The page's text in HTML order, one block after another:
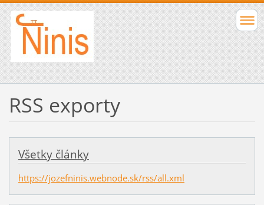
RSS exporty
Všetky články
https://jozefninis.webnode.sk/rss/all.xml